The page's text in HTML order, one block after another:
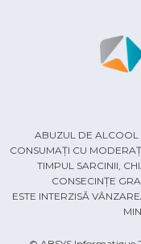
ABUZUL DE ALCOOL
CONSUMAȚI CU
TIMPUL SARCINII,
CONSECINȚE
ESTE INTERZISĂ